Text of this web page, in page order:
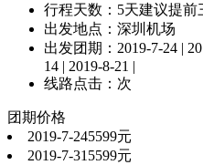
行程天数： 5天建议提前
出发地点：深圳机场
出发团期： 2019-7-24 |
14 | 2019-8-21 |
线路点击： 次
团期价格
2019-7-245599元
2019-7-31 5599元